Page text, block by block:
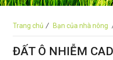
Trang chủ / Bạn của nhà nông
ĐẤT Ô NHIỄM